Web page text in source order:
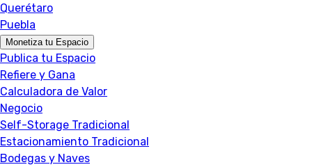
Querétaro
Puebla
Monetiza tu Espacio
Publica tu Espacio
Refiere y Gana
Calculadora de Valor
Negocio
Self-Storage Tradicional
Estacionamiento Tradicional
Bodegas y Naves